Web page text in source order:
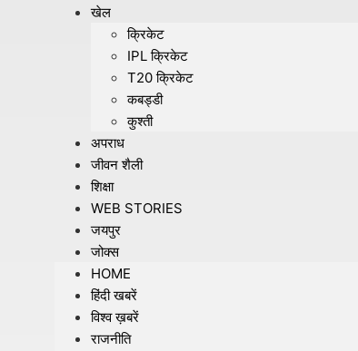
खेल
क्रिकेट
IPL क्रिकेट
T20 क्रिकेट
कबड्डी
कुश्ती
अपराध
जीवन शैली
शिक्षा
WEB STORIES
जयपुर
जोक्स
HOME
हिंदी खबरें
विश्व ख़बरें
राजनीति